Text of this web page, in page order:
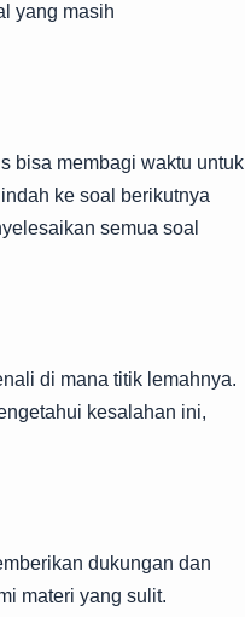
yang masih
bisa membagi waktu untuk
ke soal berikutnya
semua soal
di mana titik lemahnya.
kesalahan ini,
dukungan dan
materi yang sulit.